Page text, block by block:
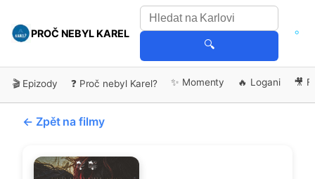
PROČ NEBYL KAREL
🔍
🎬 Epizody ❓ Proč nebyl Karel? ✨ Momenty 🔥 Logani 🎥
← Zpět na filmy